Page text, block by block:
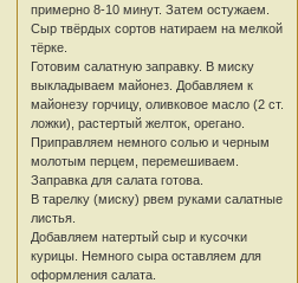
примерно 8-10 минут. Затем остужаем.
Сыр твёрдых сортов натираем на мелкой
тёрке.
Готовим салатную заправку. В миску
выкладываем майонез. Добавляем к
майонезу горчицу, оливковое масло (2 ст.
ложки), растертый желток, орегано.
Приправляем немного солью и черным
молотым перцем, перемешиваем.
Заправка для салата готова.
В тарелку (миску) рвем руками салатные
листья.
Добавляем натертый сыр и кусочки
курицы. Немного сыра оставляем для
оформления салата.